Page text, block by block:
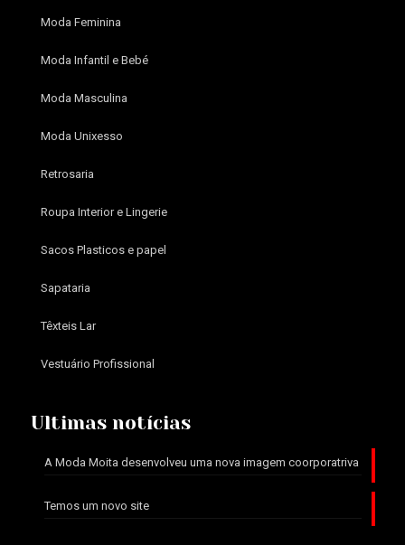
Moda Feminina
Moda Infantil e Bebé
Moda Masculina
Moda Unixesso
Retrosaria
Roupa Interior e Lingerie
Sacos Plasticos e papel
Sapataria
Têxteis Lar
Vestuário Profissional
Ultimas notícias
A Moda Moita desenvolveu uma nova imagem coorporatriva
Temos um novo site